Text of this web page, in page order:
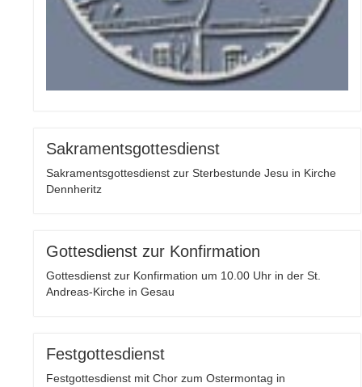
Sakramentsgottesdienst
Sakramentsgottesdienst zur Sterbestunde Jesu in Kirche
Dennheritz
Gottesdienst zur Konfirmation
Gottesdienst zur Konfirmation um 10.00 Uhr in der St.
Andreas-Kirche in Gesau
Festgottesdienst
Festgottesdienst mit Chor zum Ostermontag in